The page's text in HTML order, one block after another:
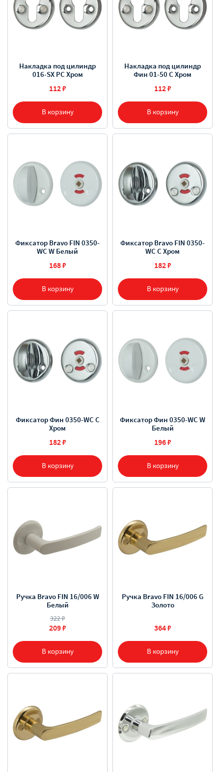
В корзину
Накладка под цилиндр
016-SX PC Хром
112 ₽
В корзину
Накладка под цилиндр
Фин 01-50 C Хром
112 ₽
В корзину
Фиксатор Bravo FIN 0350-
WC W Белый
168 ₽
В корзину
Фиксатор Bravo FIN 0350-
WC C Хром
182 ₽
В корзину
Фиксатор Фин 0350-WC C
Хром
182 ₽
В корзину
Фиксатор Фин 0350-WC W
Белый
196 ₽
В корзину
Ручка Bravo FIN 16/006 W
Белый
322 ₽
209 ₽
В корзину
Ручка Bravo FIN 16/006 G
Золото
364 ₽